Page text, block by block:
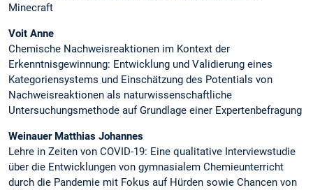
Minecraft
Voit Anne
Chemische Nachweisreaktionen im Kontext der
Erkenntnisgewinnung: Entwicklung und Validierung eines
Kategoriensystems und Einschätzung des Potentials von
Nachweisreaktionen als naturwissenschaftliche
Untersuchungsmethode auf Grundlage einer Expertenbefragung
Weinauer Matthias Johannes
Lehre in Zeiten von COVID-19: Eine qualitative Interviewstudie
über die Entwicklungen von gymnasialem Chemieunterricht
durch die Pandemie mit Fokus auf Hürden sowie Chancen von